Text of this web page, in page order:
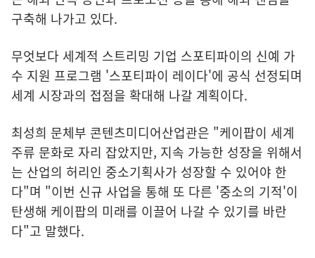
구축해 나가고 있다.
무엇보다 세계적 스트리밍 기업 스포티파이의 신예 가
수 지원 프로그램 '스포티파이 레이다'에 공식 선정되며
세계 시장과의 접점을 확대해 나갈 계획이다.
최성희 문체부 콘텐츠미디어산업관은 "케이팝이 세계
주류 문화로 자리 잡았지만, 지속 가능한 성장을 위해서
는 산업의 허리인 중소기획사가 성장할 수 있어야 한
다"며 "이번 신규 사업을 통해 또 다른 '중소의 기적'이
탄생해 케이팝의 미래를 이끌어 나갈 수 있기를 바란
다"고 말했다.